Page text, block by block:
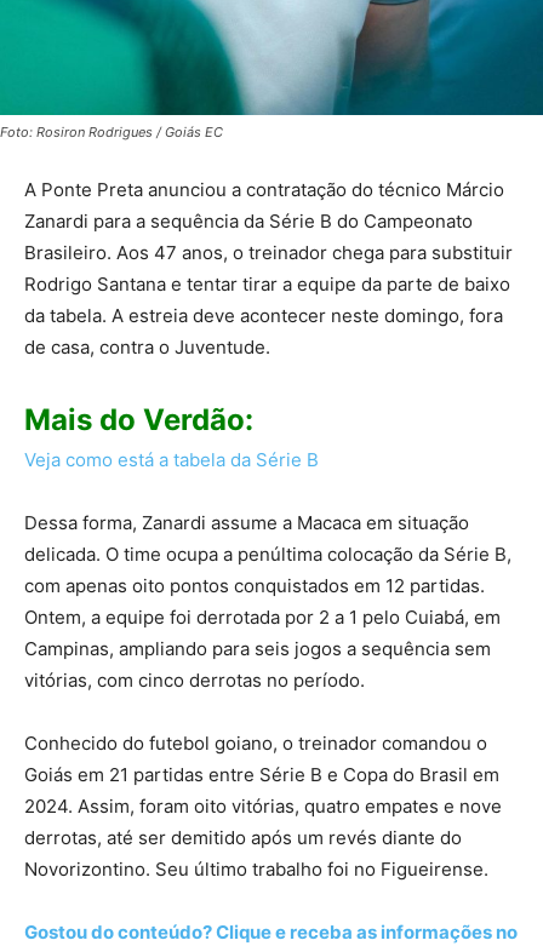
Foto: Rosiron Rodrigues / Goiás EC
A Ponte Preta anunciou a contratação do técnico Márcio
Zanardi para a sequência da Série B do Campeonato
Brasileiro. Aos 47 anos, o treinador chega para substituir
Rodrigo Santana e tentar tirar a equipe da parte de baixo
da tabela. A estreia deve acontecer neste domingo, fora
de casa, contra o Juventude.
Mais do Verdão:
Veja como está a tabela da Série B
Dessa forma, Zanardi assume a Macaca em situação
delicada. O time ocupa a penúltima colocação da Série B,
com apenas oito pontos conquistados em 12 partidas.
Ontem, a equipe foi derrotada por 2 a 1 pelo Cuiabá, em
Campinas, ampliando para seis jogos a sequência sem
vitórias, com cinco derrotas no período.
Conhecido do futebol goiano, o treinador comandou o
Goiás em 21 partidas entre Série B e Copa do Brasil em
2024. Assim, foram oito vitórias, quatro empates e nove
derrotas, até ser demitido após um revés diante do
Novorizontino. Seu último trabalho foi no Figueirense.
Gostou do conteúdo? Clique e receba as informações no